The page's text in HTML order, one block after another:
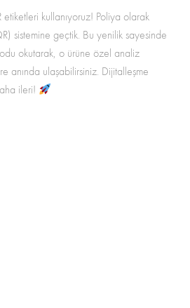
etiketleri kullanıyoruz! Poliya olarak
sistemine geçtik. Bu yenilik sayesinde
okutarak, o ürüne özel analiz
anında ulaşabilirsiniz. Dijitalleşme
ileri!